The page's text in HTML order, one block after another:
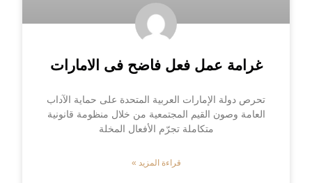
غرامة عمل فعل فاضح فى الامارات
تحرص دولة الإمارات العربية المتحدة على حماية الآداب
العامة وصون القيم المجتمعية من خلال منظومة قانونية
متكاملة تجرّم الأفعال المخلة
قراءة المزيد »